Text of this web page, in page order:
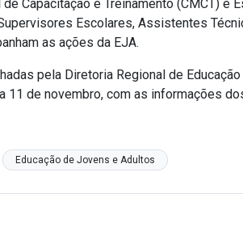
Capacitação e Treinamento (CMCT) e
Escolares, Assistentes
as ações da EJA.
pela Diretoria Regional de Educação
11 de novembro, com as informações
Educação de Jovens e Adultos